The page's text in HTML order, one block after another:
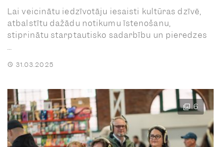
Lai veicinātu iedzīvotāju iesaisti kultūras dzīvē,
atbalstītu dažādu notikumu īstenošanu,
stiprinātu starptautisko sadarbību un pieredzes
...
31.03.2025
6